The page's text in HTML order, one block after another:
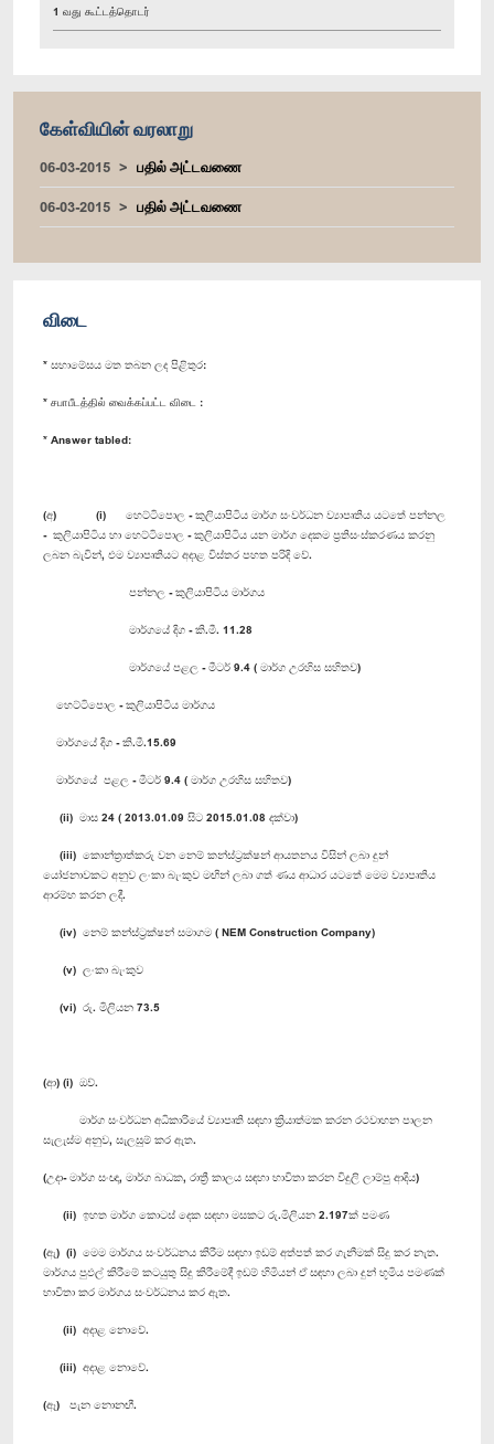
1 வது கூட்டத்தொடர்
கேள்வியின் வரலாறு
06-03-2015
பதில் அட்டவணை
06-03-2015
பதில் அட்டவணை
விடை
* සභාමේසය මත තබන ලද පිළිතුර:
* சபாபீடத்தில் வைக்கப்பட்ட விடை :
* Answer tabled:
(අ) (i) හෙට්ටිපොල - කුලියාපිටිය මාර්ග සංවර්ධන ව්‍යාපෘතිය යටතේ පන්නල
- කුලියාපිටිය හා හෙට්ටිපොල - කුලියාපිටිය යන මාර්ග දෙකම ප්‍රතිසංස්කරණය කරනු
ලබන බැවින්, එම ව්‍යාපෘතියට අදාළ විස්තර පහත පරිදි වේ.
පන්නල - කුලියාපිටිය මාර්ගය
මාර්ගයේ දිග - කි.මී. 11.28
මාර්ගයේ පළල - මීටර් 9.4 ( මාර්ග උරහිස සහිතව)
හෙට්ටිපොල - කුලියාපිටිය මාර්ගය
මාර්ගයේ දිග - කි.මී.15.69
මාර්ගයේ පළල - මීටර් 9.4 ( මාර්ග උරහිස සහිතව)
(ii) මාස 24 ( 2013.01.09 සිට 2015.01.08 දක්වා)
(iii) කොන්ත්‍රාත්කරු වන නෙම් කන්ස්ට්‍රක්ෂන් ආයතනය විසින් ලබා දුන්
යෝජනාවකට අනුව ලංකා බැංකුව මඟින් ලබා ගත් ණය ආධාර යටතේ මෙම ව්‍යාපෘතිය
ආරම්භ කරන ලදී.
(iv) නෙම් කන්ස්ට්‍රක්ෂන් සමාගම ( NEM Construction Company)
(v) ලංකා බැංකුව
(vi) රු. මිලියන 73.5
(ආ) (i) ඔව්.
මාර්ග සංවර්ධන අධිකාරියේ ව්‍යාපෘති සඳහා ක්‍රියාත්මක කරන රථවාහන පාලන
සැලැස්ම අනුව, සැලසුම් කර ඇත.
(උදා- මාර්ග සංඥා, මාර්ග බාධක, රාත්‍රී කාලය සඳහා භාවිතා කරන විදුලි ලාම්පු ආදිය)
(ii) ඉහත මාර්ග කොටස් දෙක සඳහා මසකට රු.මිලියන 2.197ක් පමණ
(ඇ) (i) මෙම මාර්ගය සංවර්ධනය කිරීම සඳහා ඉඩම් අත්පත් කර ගැනීමක් සිදු කර නැත.
මාර්ගය පුඵල් කිරීමේ කටයුතු සිදු කිරීමේදී ඉඩම් හිමියන් ඒ සඳහා ලබා දුන් භූමිය පමණක්
භාවිතා කර මාර්ගය සංවර්ධනය කර ඇත.
(ii) අදාළ නොවේ.
(iii) අදාළ නොවේ.
(ඈ) පැන නොනඟී.